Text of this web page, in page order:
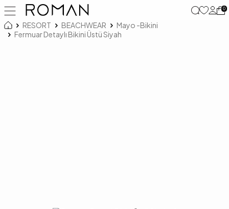
0
RESORT BEACHWEAR
Mayo -Bikini
Fermuar Detaylı Bikini Üstü Siyah